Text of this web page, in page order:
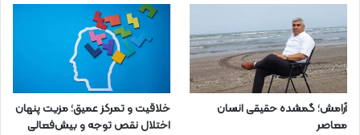
آرامش؛ گمشده حقیقی انسان
معاصر
خلاقیت و تمرکز عمیق؛ مزیت پنهان
اختلال نقص توجه و بیش‌فعالی